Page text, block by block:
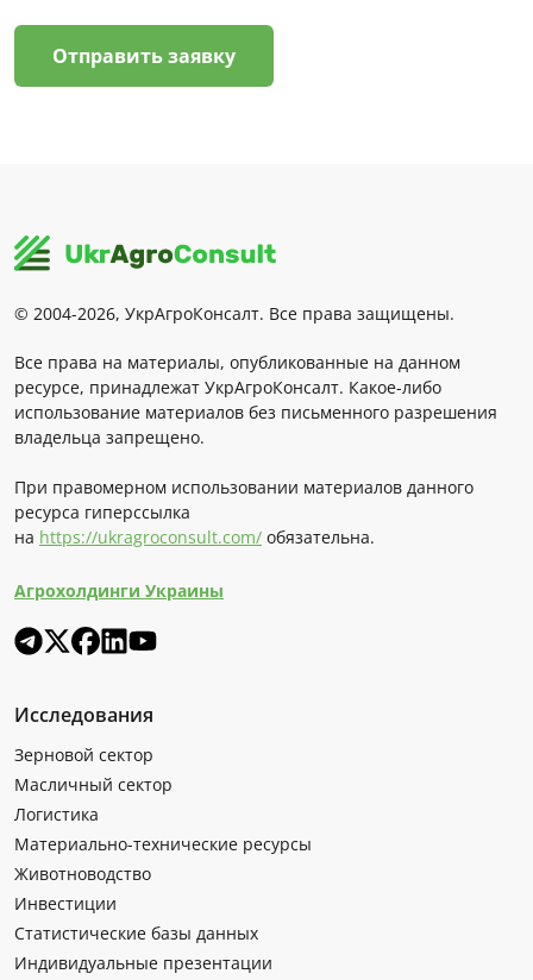
Отправить заявку
© 2004-2026, УкрАгроКонсалт. Все права защищены.
Все права на материалы, опубликованные на данном
ресурсе, принадлежат УкрАгроКонсалт. Какое-либо
использование материалов без письменного разрешения
владельца запрещено.
При правомерном использовании материалов данного
ресурса гиперссылка
на https://ukragroconsult.com/ обязательна.
Агрохолдинги Украины
Исследования
Зерновой сектор
Масличный сектор
Логистика
Материально-технические ресурсы
Животноводство
Инвестиции
Статистические базы данных
Индивидуальные презентации